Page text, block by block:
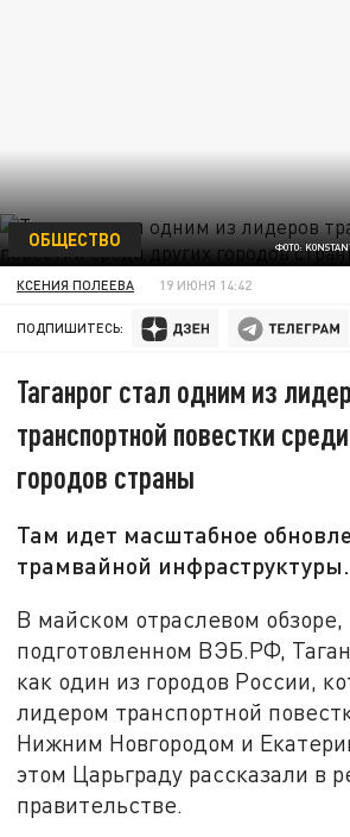
ФОТО:
ОБЩЕСТВО
КСЕНИЯ ПОЛЕЕВА 19 ИЮНЯ 14:42
ПОДПИШИТЕСЬ:
Таганрог стал одним из
транспортной повестки
городов страны
Там идет масштабное
трамвайной инфраструктуры.
В майском отраслевом обзоре,
подготовленном ВЭБ.РФ,
как один из городов России,
лидером транспортной
Нижним Новгородом и
этом Царьграду рассказали в
правительстве.